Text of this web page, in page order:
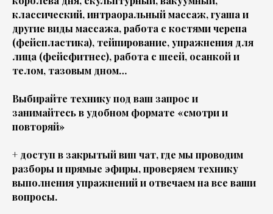
классический, интраоральный массаж, гуаша и
другие виды массажа, работа с костями черепа
(фейспластика), тейпирование, упражнения для
лица (фейсфитнес), работа с шеей, осанкой и
телом, тазовым дном…
Выбирайте технику под ваш запрос и
занимайтесь в удобном формате «смотри и
повторяй»
+ доступ в закрытый вип чат, где мы проводим
разборы и прямые эфиры, проверяем технику
выполнения упражнений и отвечаем на все ваши
вопросы.